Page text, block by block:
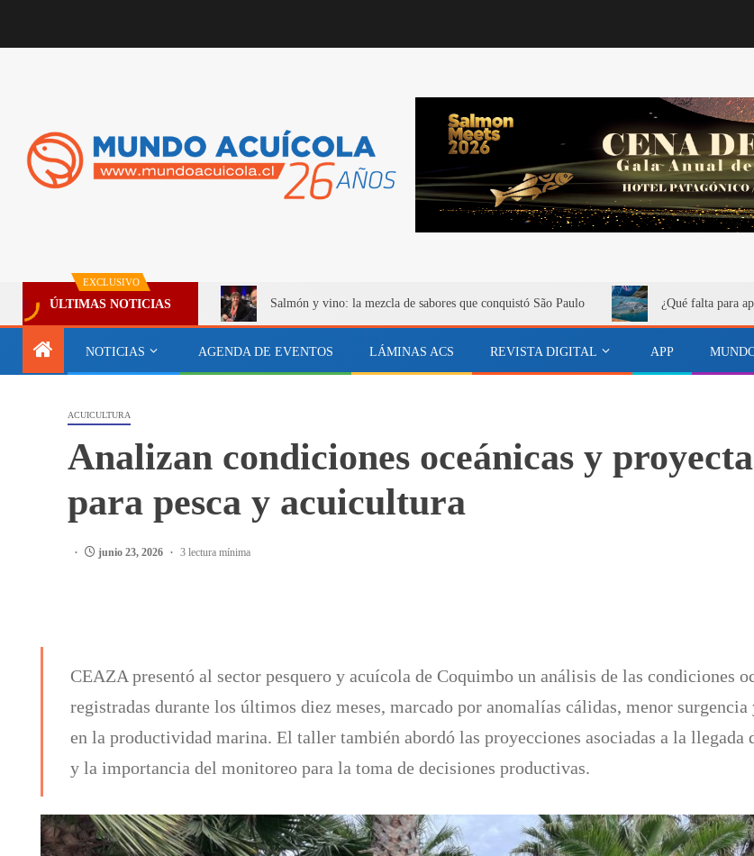
EXCLUSIVO
ÚLTIMAS NOTICIAS Salmón y vino: la mezcla de sabores que conquistó São Paulo ¿Qué falta para
NOTICIAS AGENDA DE EVENTOS LÁMINAS ACS REVISTA DIGITAL APP
ACUICULTURA
Analizan condiciones oceánicas y
para pesca y acuicultura
junio 23, 2026 3 lectura mínima
CEAZA presentó al sector pesquero y acuícola de Coquimbo un análisis de las condiciones
registradas durante los últimos diez meses, marcado por anomalías cálidas, menor surgencia
en la productividad marina. El taller también abordó las proyecciones asociadas a la llegada
y la importancia del monitoreo para la toma de decisiones productivas.